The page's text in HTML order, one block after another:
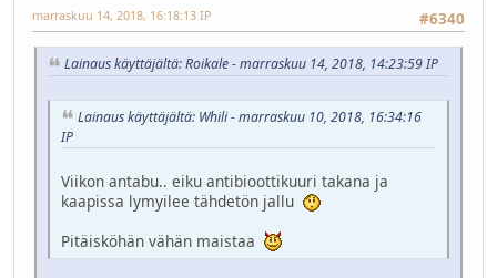
#6340
marraskuu 14, 2018, 16:18:13 IP
Lainaus käyttäjältä: Roikale - marraskuu 14, 2018, 14:23:59 IP
Lainaus käyttäjältä: Whili - marraskuu 10, 2018, 16:34:16
IP
Viikon antabu.. eiku antibioottikuuri takana ja
kaapissa lymyilee tähdetön jallu
Pitäisköhän vähän maistaa